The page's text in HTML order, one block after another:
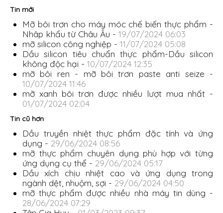
Tin mới
Mỡ bôi trơn cho máy móc chế biến thực phẩm -
Nhâp khẩu từ Châu Âu - 19/07/2024 06:03
mỡ silicon công nghiệp - 11/07/2024 05:08
Dầu silicon tiêu chuẩn thực phẩm-Dầu silicon
không độc hại - 10/07/2024 12:35
mỡ bôi ren - mỡ bôi trơn paste anti seize -
10/07/2024 11:46
mỡ xanh bôi trơn được nhiều lượt mua nhất -
01/07/2024 02:04
Tin cũ hơn
Dầu truyền nhiệt thực phẩm đặc tính và ứng
dụng - 29/06/2024 08:56
mỡ thực phẩm chuyên dụng phù hợp với từng
ứng dụng cụ thể - 29/06/2024 05:17
Dầu xích chịu nhiệt cao và ứng dụng trong
ngành dệt, nhuộm, sợi - 29/06/2024 04:50
mỡ thực phẩm được nhiều nhà máy tin dùng -
28/06/2024 07:29